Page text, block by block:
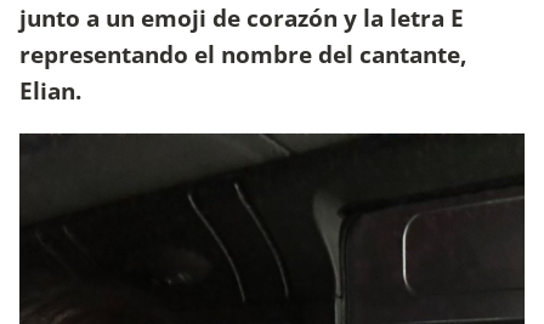
junto a un emoji de corazón y la letra E
representando el nombre del cantante,
Elian.